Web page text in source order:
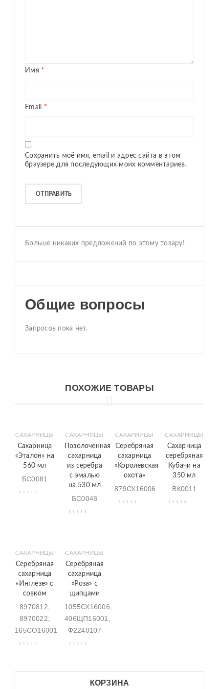
Имя *
Email *
Сохранить моё имя, email и адрес сайта в этом
браузере для последующих моих комментариев.
Больше никаких предложений по этому товару!
Общие вопросы
Запросов пока нет.
ПОХОЖИЕ ТОВАРЫ
САХАРНИЦЫ
Сахарница
«Эталон» на
560 мл
БС0081
САХАРНИЦЫ
Позолоченная
сахарница
из серебра
с эмалью
на 530 мл
БС0048
САХАРНИЦЫ
Серебряная
сахарница
«Королевская
охота»
879СХ16006
САХАРНИЦЫ
Сахарница
серебряная
Кубачи на
350 мл
ВК0011
САХАРНИЦЫ
Серебряная
сахарница
«Инглезе» с
совком
8970812;
8970022;
165СО16001
САХАРНИЦЫ
Серебряная
сахарница
«Роза» с
щипцами
1055СХ16006,
406ЩП16001,
Ф2240107
КОРЗИНА